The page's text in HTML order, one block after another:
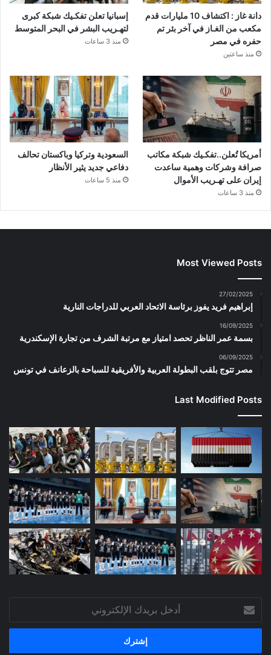
دانة غاز : اكتشاف 10 مليارات قدم
مكعب من الغـاز في آخر بئر تم
حفره في مصر
منذ ساعتين
إسبانيا تعلن تفكـيك شبكة كبرى
لتهـريب البشر في البحر المتوسط
منذ 3 ساعات
أمريكا تُعلن..تفكـيك شبكة مكاتب
صرافة وشركات وهمية ساعدت
إيران على تهـريب الأموال
منذ 3 ساعات
السعودية وتركيا وباكستان تحالف
دفاعي جديد يثير الأنظار
منذ 5 ساعات
Most Viewed Posts
27/02/2025
إبراهيم فريد يفوز برئاسة الاتحاد العربي للدراجات النارية
16/09/2025
بسمة عمر الناظر تحصد امتياز مع مرتبة الشرف من تجارة الإسكندرية
06/09/2025
مصر تتوج بلقب البطولة العربية والأفريقية للسباحة بالزعانف في تونس
Last Modified Posts
بريدك
الإلكتروني